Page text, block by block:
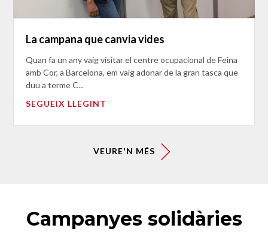
La campana que canvia vides
Quan fa un any vaig visitar el centre ocupacional de Feina
amb Cor, a Barcelona, em vaig adonar de la gran tasca que
duu a terme C...
SEGUEIX LLEGINT
VEURE'N MÉS
Campanyes solidàries